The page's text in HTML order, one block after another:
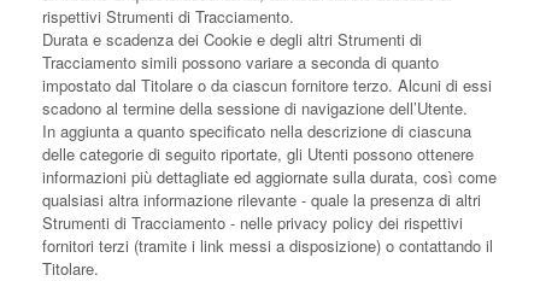
rispettivi Strumenti di Tracciamento.
Durata e scadenza dei Cookie e degli altri Strumenti di
Tracciamento simili possono variare a seconda di quanto
impostato dal Titolare o da ciascun fornitore terzo. Alcuni di essi
scadono al termine della sessione di navigazione dell’Utente.
In aggiunta a quanto specificato nella descrizione di ciascuna
delle categorie di seguito riportate, gli Utenti possono ottenere
informazioni più dettagliate ed aggiornate sulla durata, così come
qualsiasi altra informazione rilevante - quale la presenza di altri
Strumenti di Tracciamento - nelle privacy policy dei rispettivi
fornitori terzi (tramite i link messi a disposizione) o contattando il
Titolare.